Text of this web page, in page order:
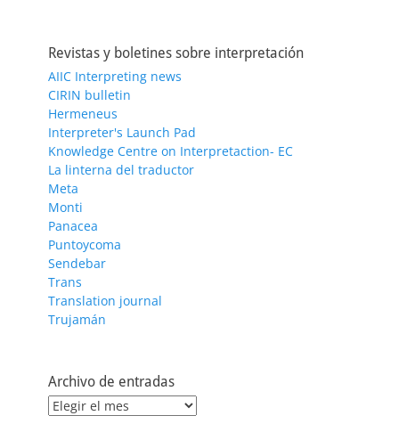
Revistas y boletines sobre interpretación
AIIC Interpreting news
CIRIN bulletin
Hermeneus
Interpreter's Launch Pad
Knowledge Centre on Interpretaction- EC
La linterna del traductor
Meta
Monti
Panacea
Puntoycoma
Sendebar
Trans
Translation journal
Trujamán
Archivo de entradas
Archivo